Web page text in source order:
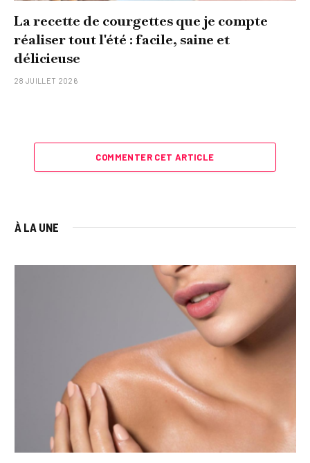
La recette de courgettes que je compte
réaliser tout l'été : facile, saine et
délicieuse
28 JUILLET 2026
COMMENTER CET ARTICLE
À LA UNE